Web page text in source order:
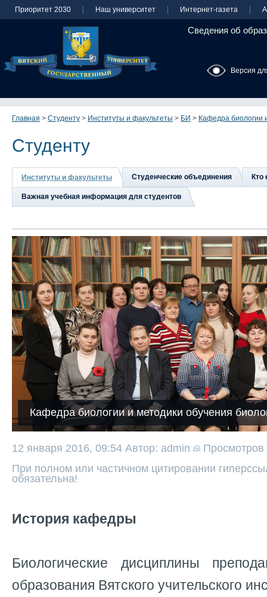
Приоритет 2030 Наш университет Интернет-газета
Сведения об
Версия
Главная > Студенту > Институты и факультеты > БИ > Кафедра биологии
Студенту
Институты и факультеты Студенческие объединения Кто
Важная учебная информация для студентов
Кафедра биологии и методики обучения
12 января 2016, 09:54 Автор: admin
Просмотров
При полном или частичном цитировании
обязательна!
История кафедры
Биологические дисциплины
образования Вятского учительского